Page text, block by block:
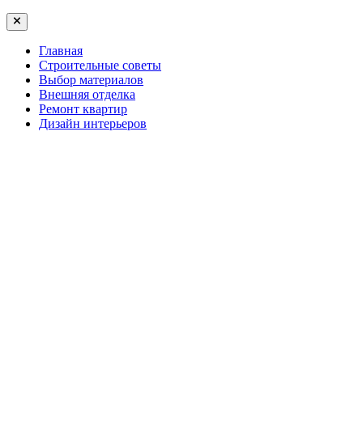
Главная
Строительные советы
Выбор материалов
Внешняя отделка
Ремонт квартир
Дизайн интерьеров